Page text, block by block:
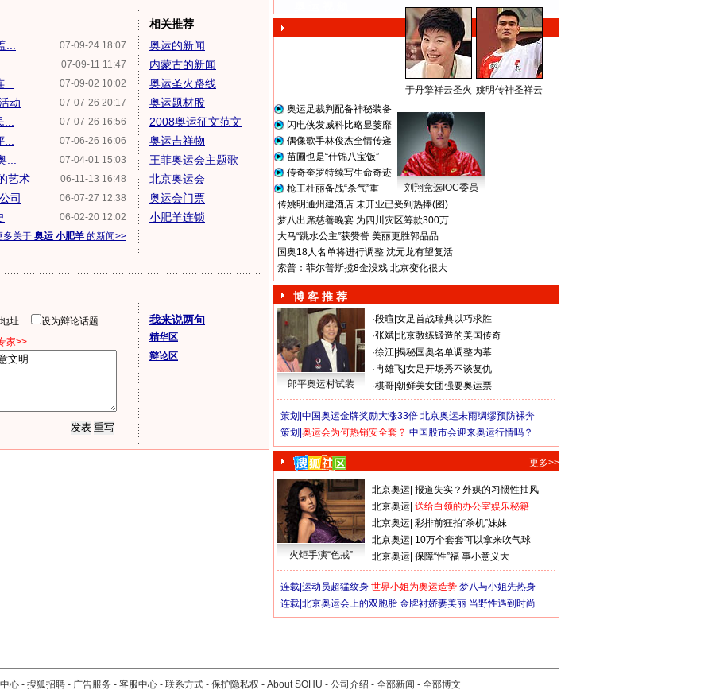
07-09-24 18:07
07-09-11 11:47
07-09-02 10:02
07-07-26 20:17
动
07-07-26 16:56
07-06-26 16:06
07-04-01 15:03
06-11-13 16:48
艺术
06-07-27 12:38
司
06-02-20 12:02
多关于 奥运 小肥羊 的新闻>>
相关推荐
奥运的新闻
内蒙古的新闻
奥运圣火路线
奥运题材股
2008奥运征文范文
奥运吉祥物
王菲奥运会主题歌
北京奥运会
奥运会门票
小肥羊连锁
地址
设为辩论话题
家>>
我来说两句
精华区
辩论区
于丹擎祥云圣火 姚明传神圣祥云
奥运足裁判配备神秘装备
闪电侠发威科比略显萎靡
偶像歌手林俊杰全情传递
苗圃也是“什锦八宝饭”
传奇奎罗特续写生命奇迹
枪王杜丽备战“杀气”重
刘翔竞选IOC委员
传姚明通州建酒店 未开业已受到热捧(图)
梦八出席慈善晚宴 为四川灾区筹款300万
大马“跳水公主”获赞誉 美丽更胜郭晶晶
国奥18人名单将进行调整 沈元龙有望复活
索普：菲尔普斯揽8金没戏 北京变化很大
博 客 推 荐
郎平奥运村试装
·段暄 女足首战瑞典以巧求胜
·张斌 北京教练锻造的美国传奇
·徐江 揭秘国奥名单调整内幕
·冉雄飞 女足开场秀不谈复仇
·棋哥 朝鲜美女团强要奥运票
策划| 中国奥运金牌奖励大涨33倍 北京奥运未雨绸缪预防裸奔
策划| 奥运会为何热销安全套？ 中国股市会迎来奥运行情吗？
更多>>
火炬手演“色戒”
北京奥运 报道失实？外媒的习惯性抽风
北京奥运 送给白领的办公室娱乐秘籍
北京奥运 彩排前狂拍“杀机”妹妹
北京奥运 10万个套套可以拿来吹气球
北京奥运 保障“性”福 事小意义大
连载| 运动员超猛纹身 世界小姐为奥运造势 梦八与小姐先热身
连载| 北京奥运会上的双胞胎 金牌衬娇妻美丽 当野性遇到时尚
心 - 搜狐招聘 - 广告服务 - 客服中心 - 联系方式 - 保护隐私权 - About SOHU - 公司介绍 - 全部新闻 - 全部博文